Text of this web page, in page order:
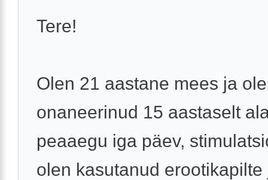
Tere!
Olen 21 aastane mees ja
onaneerinud 15 aastaselt
peaaegu iga päev,
olen kasutanud erootikapilte